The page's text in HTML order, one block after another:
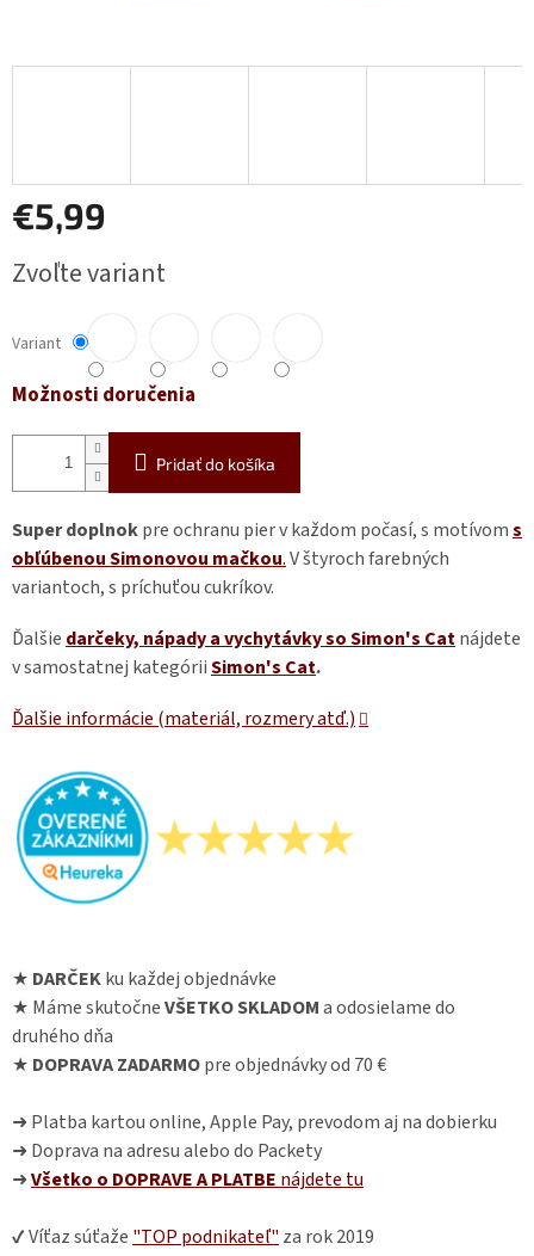
€5,99
cena:
Zvoľte variant
Variant
Možnosti doručenia
Pridať do košíka
Super doplnokpre ochranu pier v každom počasí, s motívoms
obľúbenou Simonovou mačkou.V štyroch farebných
variantoch, s príchuťou cukríkov.
Ďalšie darčeky, nápady a vychytávky so Simon's Catnájdete
v samostatnej kategóriiSimon's Cat.
Ďalšie informácie (materiál, rozmery atď.)
★ DARČEKku každej objednávke
★ Máme skutočneVŠETKO SKLADOMa odosielame do
druhého dňa
★ DOPRAVA ZADARMOpre objednávky od 70 €
➜ Platba kartou online, Apple Pay, prevodom aj na dobierku
➜ Doprava na adresu alebo do Packety
➜Všetko o DOPRAVE A PLATBE nájdete tu
✔ Víťaz súťaže "TOP podnikateľ" za rok 2019